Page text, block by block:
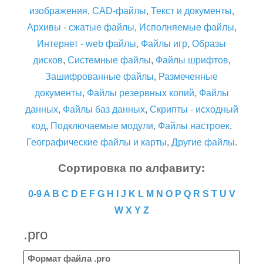
изображения, CAD-файлы, Текст и документы,
Архивы - сжатые файлы, Исполняемые файлы,
Интернет - web файлы, Файлы игр, Образы
дисков, Системные файлы, Файлы шрифтов,
Зашифрованные файлы, Размеченные
документы, Файлы резервных копий, Файлы
данных, Файлы баз данных, Скрипты - исходный
код, Подключаемые модули, Файлы настроек,
Географические файлы и карты, Другие файлы.
Сортировка по алфавиту:
0-9 A B C D E F G H J K L M N O P Q R S T U V
W X Y Z
.pro
Формат файла .pro